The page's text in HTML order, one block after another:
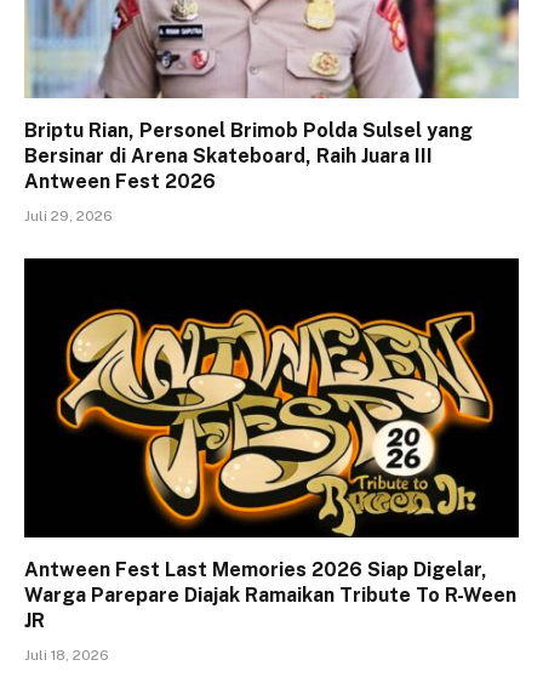
Briptu Rian, Personel Brimob Polda Sulsel yang
Bersinar di Arena Skateboard, Raih Juara III
Antween Fest 2026
Juli 29, 2026
Antween Fest Last Memories 2026 Siap Digelar,
Warga Parepare Diajak Ramaikan Tribute To R-Ween
JR
Juli 18, 2026